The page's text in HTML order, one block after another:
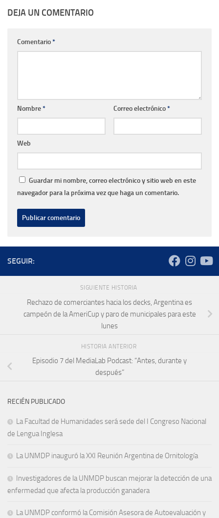
DEJA UN COMENTARIO
Comentario*
Nombre* Correo electrónico*
Web
Guardar mi nombre, correo electrónico y sitio web en este
navegador para la próxima vez que haga un comentario.
SEGUIR:
SIGUIENTE HISTORIA
Rechazo de comerciantes hacia los decks, Argentina es
campeón de la AmeriCup y paro de municipales para este
lunes
HISTORIA ANTERIOR
Episodio 7 del MediaLab Podcast: “Antes, durante y
después”
RECIÉN PUBLICADO
La Facultad de Humanidades será sede del I Congreso Nacional
de Lengua Inglesa
La UNMDP inauguró la XXI Reunión Argentina de Ornitología
Investigadores de la UNMDP buscan mejorar la detección de una
enfermedad que afecta la producción ganadera
La UNMDP conformó la Comisión Asesora de Autoevaluación y